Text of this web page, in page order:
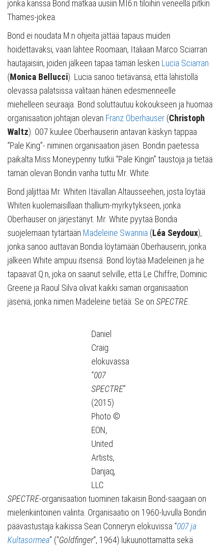
jonka kanssa Bond matkaa uusiin MI6:n tiloihin veneellä pitkin
Thames-jokea.
Bond ei noudata M:n ohjeita jättää tapaus muiden
hoidettavaksi, vaan lähtee Roomaan, Italiaan Marco Sciarran
hautajaisiin, joiden jälkeen tapaa tämän lesken Lucia Sciarran
(Monica Bellucci). Lucia sanoo tietävänsä, että lähistöllä
olevassa palatsissa valitaan hänen edesmenneelle
miehelleen seuraaja. Bond soluttautuu kokoukseen ja huomaa
organisaation johtajan olevan Franz Oberhauser (Christoph
Waltz). 007 kuulee Oberhauserin antavan käskyn tappaa
“Pale King”- niminen organisaation jäsen. Bondin paetessa
paikalta Miss Moneypenny tutkii “Pale Kingin” taustoja ja tietää
tämän olevan Bondin vanha tuttu Mr. White.
Bond jäljittää Mr. Whiten Itävallan Altausseehen, josta löytää
Whiten kuolemaisillaan thallium-myrkytykseen, jonka
Oberhauser on järjestänyt. Mr. White pyytää Bondia
suojelemaan tytärtään Madeleine Swannia (Léa Seydoux),
jonka sanoo auttavan Bondia löytämään Oberhauserin, jonka
jälkeen White ampuu itsensä. Bond löytää Madeleinen ja he
tapaavat Q:n, joka on saanut selville, että Le Chiffre, Dominic
Greene ja Raoul Silva olivat kaikki saman organisaation
jäseniä, jonka nimen Madeleine tietää: Se on SPECTRE.
Daniel
Craig
elokuvassa
“007
SPECTRE”
(2015)
Photo ©
EON,
United
Artists,
Danjaq,
LLC
SPECTRE-organisaation tuominen takaisin Bond-saagaan on
mielenkiintoinen valinta. Organisaatio on 1960-luvulla Bondin
päävastustaja kaikissa Sean Conneryn elokuvissa “007 ja
Kultasormea” (“Goldfinger“, 1964) lukuunottamatta sekä